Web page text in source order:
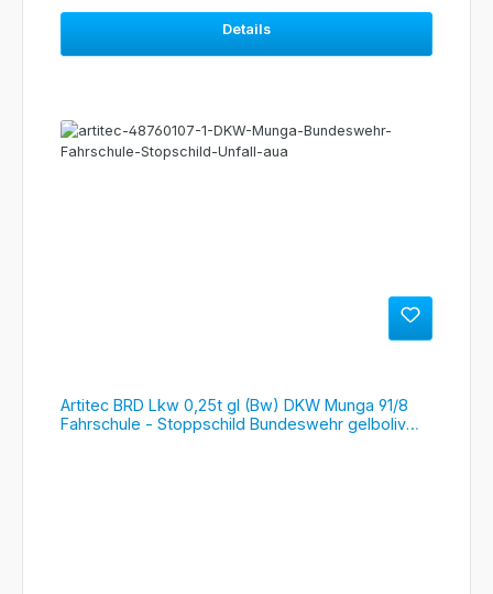
Details
Artitec BRD Lkw 0,25t gl (Bw) DKW Munga 91/8
Fahrschule - Stoppschild Bundeswehr gelboliv